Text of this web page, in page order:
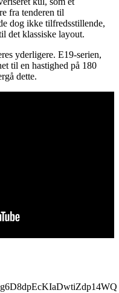
fra tenderen til
dog ikke tilfredsstillende,
det klassiske layout.
yderligere. E19-serien,
til en hastighed på 180
dette.